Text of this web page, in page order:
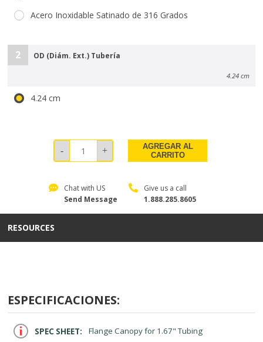
Acero Inoxidable Satinado de 316 Grados
2 OD (Diám. Ext.) Tubería
4.24 cm
4.24 cm
AGREGAR AL
CARRITO
Chat with US
Send Message
Give us a call
1.888.285.8605
RESOURCES
ESPECIFICACIONES:
SPEC SHEET: Flange Canopy for 1.67" Tubing